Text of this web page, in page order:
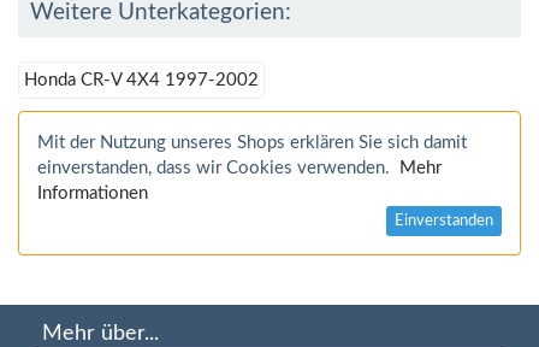
Weitere Unterkategorien:
Honda CR-V 4X4 1997-2002
Mit der Nutzung unseres Shops erklären Sie sich damit
einverstanden, dass wir Cookies verwenden.
Mehr
Informationen
Einverstanden
Mehr über...